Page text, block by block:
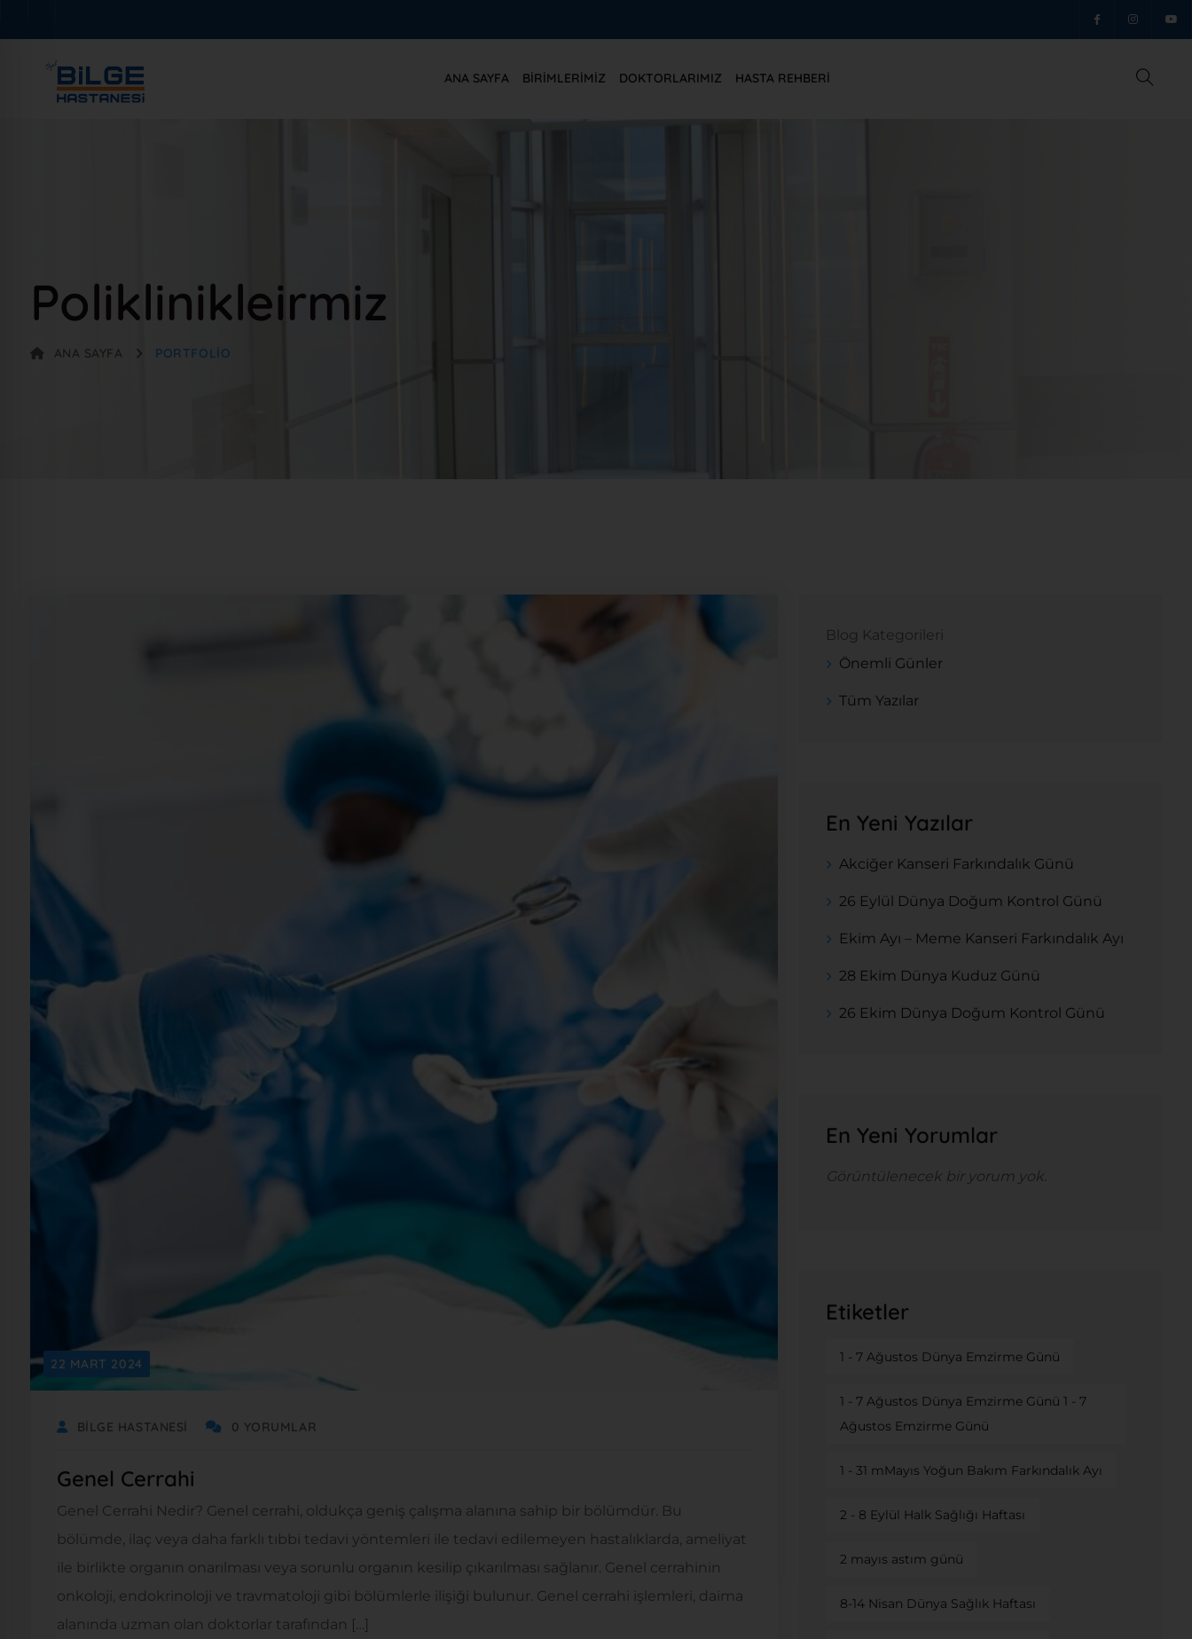
ANA SAYFA BIRIMLERIMIZ DOKTORLARIMIZ HASTA REHBERI
Poliklinikleirmiz
ANA SAYFA PORTFOLIO
22 MART 2024
BILGE HASTANESI 0 YORUMLAR
Genel Cerrahi
Genel Cerrahi Nedir? Genel cerrahi, oldukça geniş çalışma alanına sahip bir bölümdür. Bu
bölümde, ilaç veya daha farklı tıbbi tedavi yöntemleri ile tedavi edilemeyen hastalıklarda, ameliyat
ile birlikte organın onarılması veya sorunlu organın kesilip çıkarılması sağlanır. Genel cerrahinin
onkoloji, endokrinoloji ve travmatoloji gibi bölümlerle ilişiği bulunur. Genel cerrahi işlemleri, daima
alanında uzman olan doktorlar tarafından […]
Blog Kategorileri
Önemli Günler
Tüm Yazılar
En Yeni Yazılar
Akciğer Kanseri Farkındalık Günü
26 Eylül Dünya Doğum Kontrol Günü
Ekim Ayı – Meme Kanseri Farkındalık Ayı
28 Ekim Dünya Kuduz Günü
26 Ekim Dünya Doğum Kontrol Günü
En Yeni Yorumlar
Görüntülenecek bir yorum yok.
Etiketler
1 - 7 Ağustos Dünya Emzirme Günü
1 - 7 Ağustos Dünya Emzirme Günü 1 - 7
Ağustos Emzirme Günü
1 - 31 mMayıs Yoğun Bakım Farkındalık Ayı
2 - 8 Eylül Halk Sağlığı Haftası
2 mayıs astım günü
8-14 Nisan Dünya Sağlık Haftası